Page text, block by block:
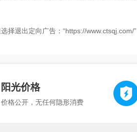
择退出定向广告：“https://www.ctsqj.com/”
阳光价格
价格公开，无任何隐形消费